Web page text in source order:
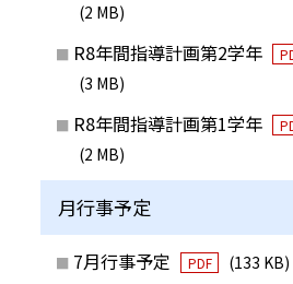
(2 MB)
R8年間指導計画第2学年
(3 MB)
R8年間指導計画第1学年
(2 MB)
月行事予定
7月行事予定 PDF (133 KB)